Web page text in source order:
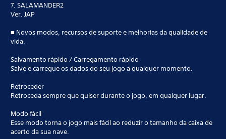
7. SALAMANDER2
Ver. JAP
■ Novos modos, recursos de suporte e melhorias da qualidade de
vida.
Salvamento rápido / Carregamento rápido
Salve e carregue os dados do seu jogo a qualquer momento.
Retroceder
Retroceda sempre que quiser durante o jogo, em qualquer lugar.
Modo fácil
Esse modo torna o jogo mais fácil ao reduzir o tamanho da caixa de
acerto da sua nave.